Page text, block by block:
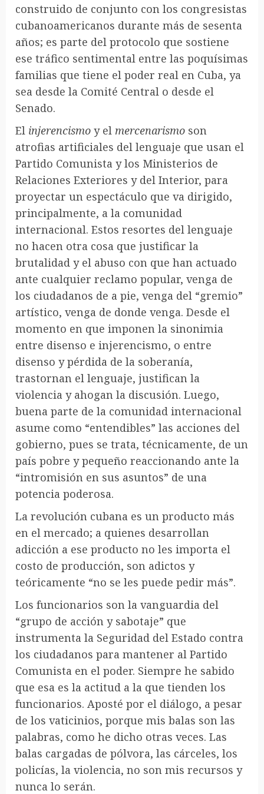
construido de conjunto con los congresistas
cubanoamericanos durante más de sesenta
años; es parte del protocolo que sostiene
ese tráfico sentimental entre las poquísimas
familias que tiene el poder real en Cuba, ya
sea desde la Comité Central o desde el
Senado.
El injerencismo y el mercenarismo son
atrofias artificiales del lenguaje que usan el
Partido Comunista y los Ministerios de
Relaciones Exteriores y del Interior, para
proyectar un espectáculo que va dirigido,
principalmente, a la comunidad
internacional. Estos resortes del lenguaje
no hacen otra cosa que justificar la
brutalidad y el abuso con que han actuado
ante cualquier reclamo popular, venga de
los ciudadanos de a pie, venga del “gremio”
artístico, venga de donde venga. Desde el
momento en que imponen la sinonimia
entre disenso e injerencismo, o entre
disenso y pérdida de la soberanía,
trastornan el lenguaje, justifican la
violencia y ahogan la discusión. Luego,
buena parte de la comunidad internacional
asume como “entendibles” las acciones del
gobierno, pues se trata, técnicamente, de un
país pobre y pequeño reaccionando ante la
“intromisión en sus asuntos” de una
potencia poderosa.
La revolución cubana es un producto más
en el mercado; a quienes desarrollan
adicción a ese producto no les importa el
costo de producción, son adictos y
teóricamente “no se les puede pedir más”.
Los funcionarios son la vanguardia del
“grupo de acción y sabotaje” que
instrumenta la Seguridad del Estado contra
los ciudadanos para mantener al Partido
Comunista en el poder. Siempre he sabido
que esa es la actitud a la que tienden los
funcionarios. Aposté por el diálogo, a pesar
de los vaticinios, porque mis balas son las
palabras, como he dicho otras veces. Las
balas cargadas de pólvora, las cárceles, los
policías, la violencia, no son mis recursos y
nunca lo serán.